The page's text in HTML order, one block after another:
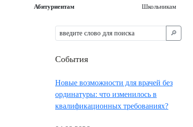
Абитуриентам Школьникам
🔎︎
События
Новые возможности для врачей без
ординатуры: что изменилось в
квалификационных требованиях?